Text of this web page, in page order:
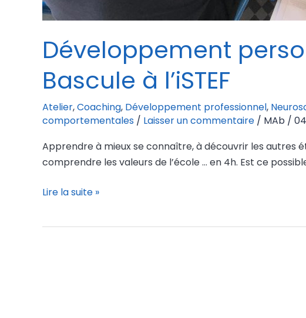
Développement
Bascule à l’iSTEF
Atelier,Coaching, Développement professionnel,
comportementales / Laisser un commentaire / MAb /
Apprendre à mieux se connaître, à découvrir les autres
comprendre les valeurs de l’école … en 4h. Est ce
Lire la suite »